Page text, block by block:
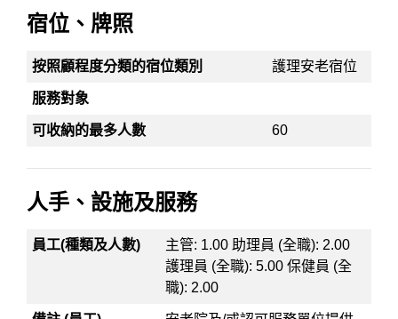
宿位、牌照
按照顧程度分類的宿位類別 護理安老宿位
服務對象
可收納的最多人數 60
人手、設施及服務
員工(種類及人數)
主管: 1.00 助理員 (全職): 2.00
護理員 (全職): 5.00 保健員 (全
職): 2.00